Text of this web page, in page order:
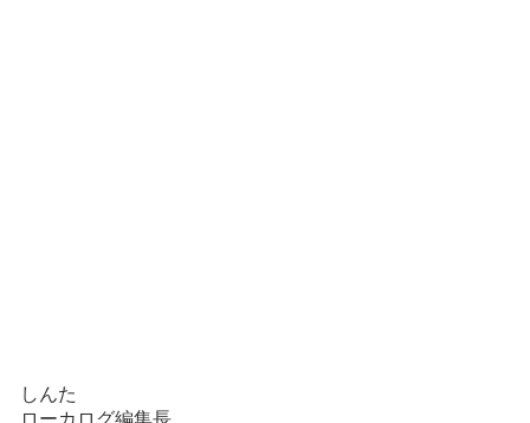
しんた